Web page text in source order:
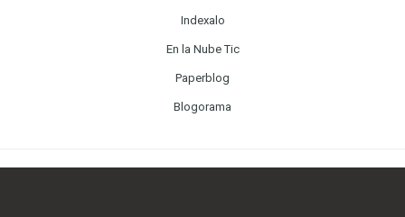
Indexalo
En la Nube Tic
Paperblog
Blogorama